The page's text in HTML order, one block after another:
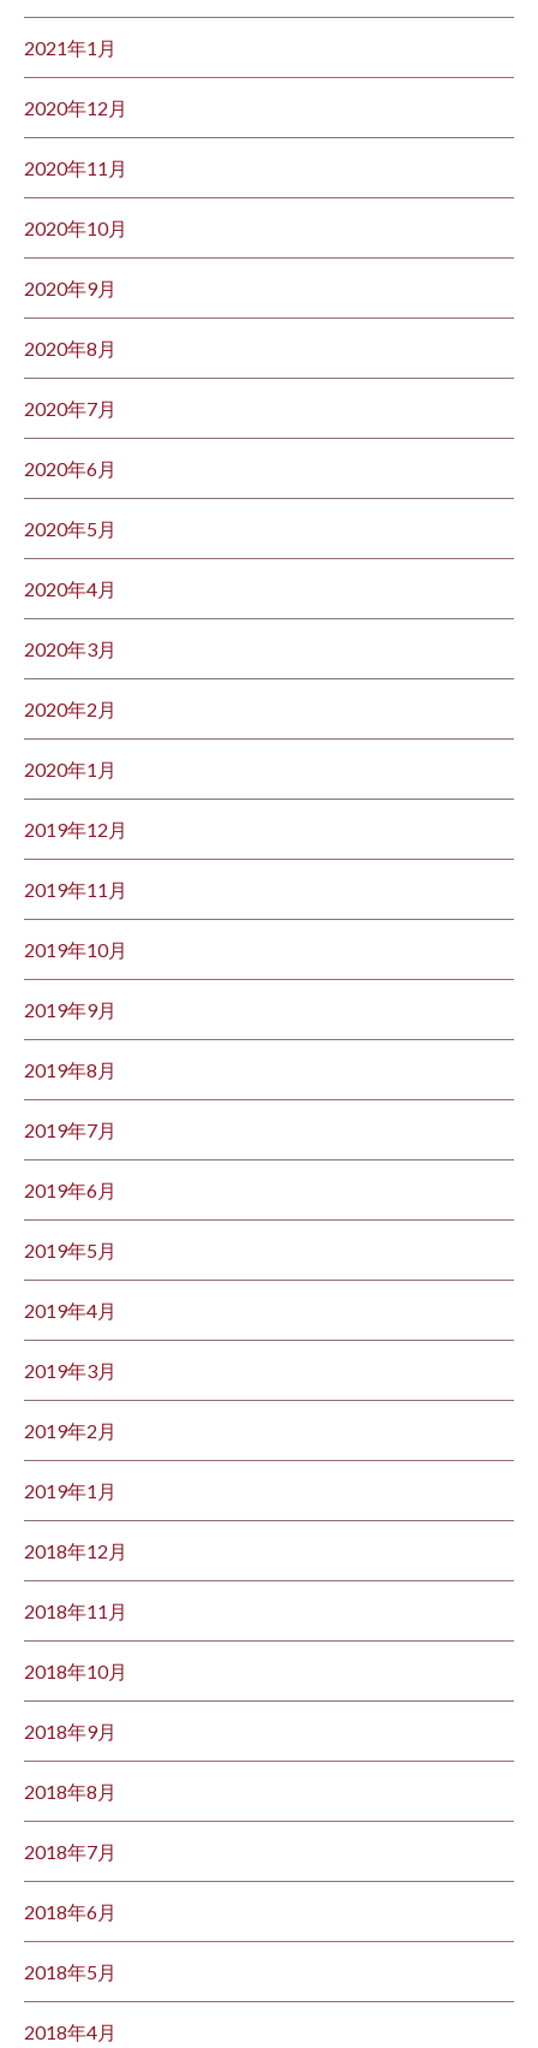
2021年1月
2020年12月
2020年11月
2020年10月
2020年9月
2020年8月
2020年7月
2020年6月
2020年5月
2020年4月
2020年3月
2020年2月
2020年1月
2019年12月
2019年11月
2019年10月
2019年9月
2019年8月
2019年7月
2019年6月
2019年5月
2019年4月
2019年3月
2019年2月
2019年1月
2018年12月
2018年11月
2018年10月
2018年9月
2018年8月
2018年7月
2018年6月
2018年5月
2018年4月